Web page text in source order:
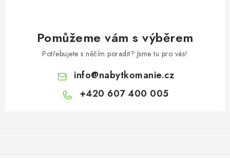
Pomůžeme vám s výběrem
Potřebujete s něčím poradit? Jsme tu pro vás!
info@nabytkomanie.cz
+420 607 400 005